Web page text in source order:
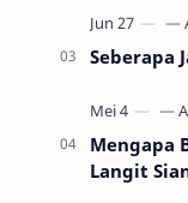
Seberapa
Mengapa
Langit